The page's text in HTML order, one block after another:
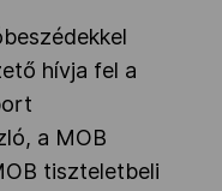
hívja fel a
a MOB
tiszteletbeli